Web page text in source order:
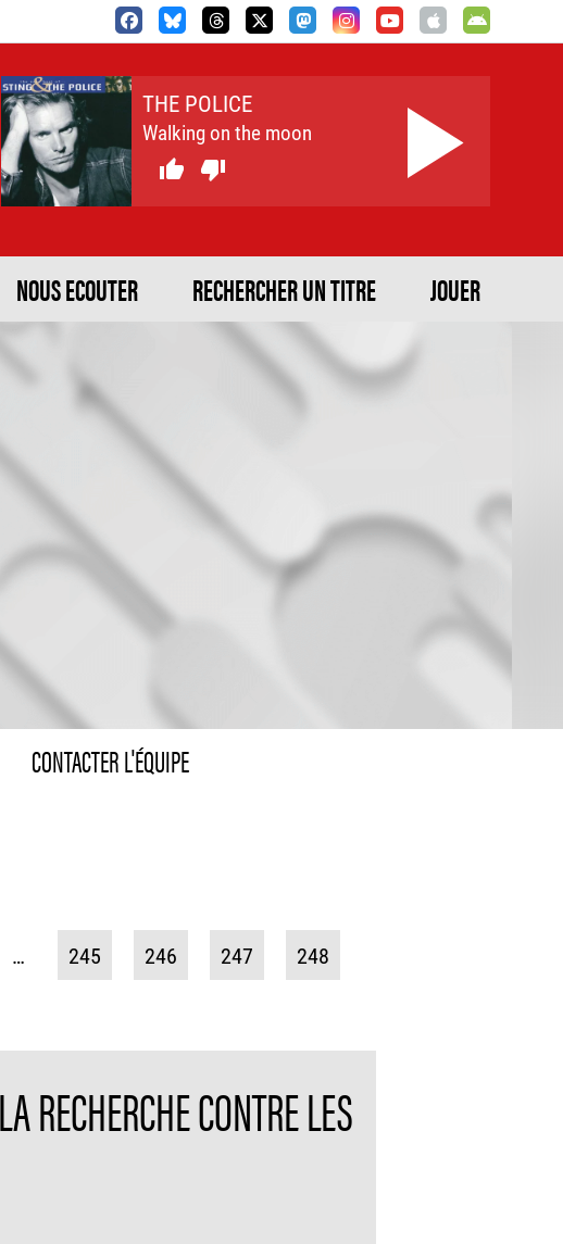
THE POLICE
Walking on the moon
 
NOUS ECOUTER RECHERCHER UN TITRE JOUER
CONTACTER L'ÉQUIPE
… 245 246 247 248
RECHERCHE CONTRE LES